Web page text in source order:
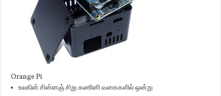
Orange Pi
உலகின் சின்னஞ் சிறு கணினி வகைகளில் ஒன்று